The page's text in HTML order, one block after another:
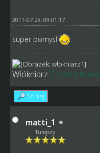
2011-07-28, 09:01:17
super pomysl
Włókniarz Częstochowa
Szukaj
matti_1
Tutejszy